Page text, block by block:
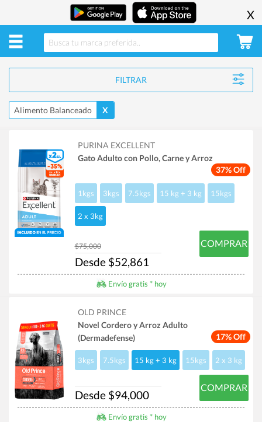
X
FILTRAR
Alimento Balanceado X
37% Off
PURINA EXCELLENT
Gato Adulto con Pollo, Carne y Arroz
1kgs 3kgs 7.5kgs 15 kg + 3 kg 15kgs
2 x 3kg
$75,000
Desde $52,861
COMPRAR
Envío gratis * hoy
17% Off
OLD PRINCE
Novel Cordero y Arroz Adulto
(Dermadefense)
3kgs 7.5kgs 15 kg + 3 kg 15kgs 2 x 3 kg
Desde $94,000
COMPRAR
Envío gratis * hoy